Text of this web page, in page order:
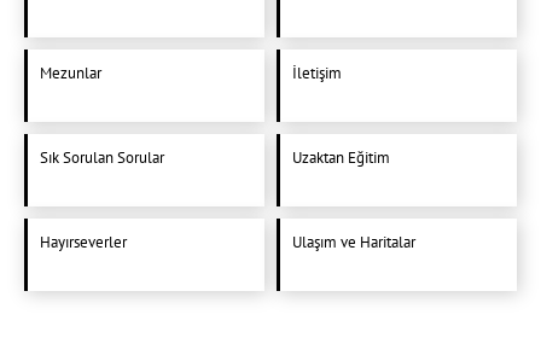
Mezunlar İletişim
Sık Sorulan Sorular Uzaktan Eğitim
Hayırseverler Ulaşım ve Haritalar